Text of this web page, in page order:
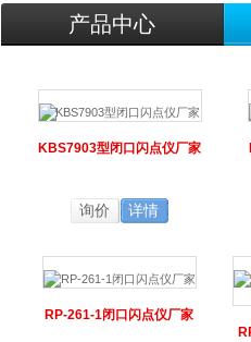
产品中心
KBS7903型闭口闪点仪厂家
询价 详情
RP-261-1闭口闪点仪厂家